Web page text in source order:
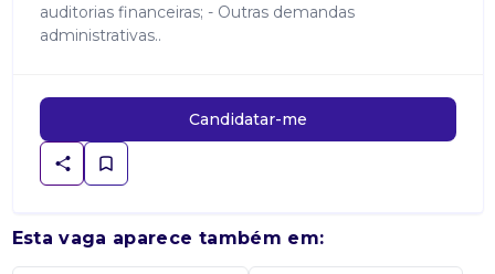
auditorias financeiras; - Outras demandas
administrativas..
Candidatar-me
Esta vaga aparece também em: